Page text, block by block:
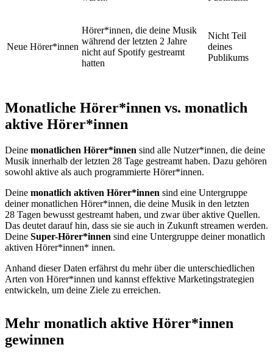
Neue Hörer*innen
Hörer*innen, die deine Musik
während der letzten 2 Jahre
nicht auf Spotify gestreamt
hatten
Nicht Teil
deines
Publikums
Monatliche Hörer*innen vs. monatlich
aktive Hörer*innen
Deine monatlichen Hörer*innen sind alle Nutzer*innen, die deine
Musik innerhalb der letzten 28 Tage gestreamt haben. Dazu gehören
sowohl aktive als auch programmierte Hörer*innen.
Deine monatlich aktiven Hörer*innen sind eine Untergruppe
deiner monatlichen Hörer*innen, die deine Musik in den letzten
28 Tagen bewusst gestreamt haben, und zwar über aktive Quellen.
Das deutet darauf hin, dass sie sie auch in Zukunft streamen werden.
Deine Super-Hörer*innen sind eine Untergruppe deiner monatlich
aktiven Hörer*innen* innen.
Anhand dieser Daten erfährst du mehr über die unterschiedlichen
Arten von Hörer*innen und kannst effektive Marketingstrategien
entwickeln, um deine Ziele zu erreichen.
Mehr monatlich aktive Hörer*innen
gewinnen